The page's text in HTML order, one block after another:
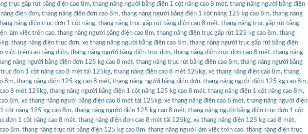
trục gấp rút bằng điện cao 8m, thang nâng người bằng điện 1 cột nâng cao 8 mét, thang nâng người bằng điện
điện đơn, thang nâng điện đơn cao 8m, thang nâng người bằng điện 1 cột nâng 125 kg cao 8m, thang nâng
nâng điện trục đơn 1 cột nâng, thang nâng trục gấp rút bằng điện cao 8 mét, thang nâng trục gấp rút bằng
làm việc trên cao, thang nâng người bằng điện cao 8m, thang nâng điện trục gấp rút 125 kg cao 8m, thang
, thang nâng điện trục đơn, xe thang nâng người bằng điện cao 8m, thang nâng người trục gấp rút bằng điện
việc trên cao bằng điện, thang nâng người bằng điện trục đơn, thang nâng điện trục đơn cao 8 mét, thang nâng
nâng người bằng điện đơn 125 kg cao 8 mét, thang nâng trục rút bằng điện cao 8m, thang nâng người bằng
trục đơn 1 cột nâng cao 8 mét tải 125kg, thang nâng điện cao 8 mét 125kg, xe thang nâng điện cao 8m, thang
8m, thang nâng điện 125 kg cao 8 mét, thang nâng người bằng điện đơn, thang nâng người điện 125 kg cao 8m,
8 mét 125kg, thang nâng người bằng điện 1 cột nâng 125 kg cao 8 mét, thang nâng điện 1 cột nâng cao 8m,
8m, xe thang nâng người bằng điện cao 8 mét tải 125kg, xe thang nâng điện cao 8 mét, thang nâng người điện
cột nâng 125 kg cao 8m, thang nâng người điện 125 kg cao 8 mét, thang nâng người bằng điện trục đơn 1 cột
đơn 1 cột nâng cao 8 mét, thang nâng điện đơn cao 8 mét tải 125kg, xe thang nâng điện 125 kg cao 8 mét,
8m, thang nâng trục rút bằng điện 125 kg cao 8m, thang nâng người làm việc trên cao, thang nâng điện trục